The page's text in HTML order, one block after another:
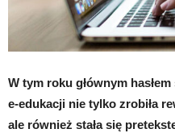
W tym roku głównym
e-edukacji nie tylko zrobiła
ale również stała się